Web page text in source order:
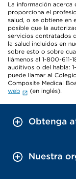
La información acerca
proporciona el
salud, o se obtiene en
posible que la
servicios contratados
la salud incluidos en
sobre esto o sobre
llámenos al 1-800-611-
auditivos o del habla:
puede llamar al
Composite Medical
web
(en inglés).
Obtenga
Nuestra